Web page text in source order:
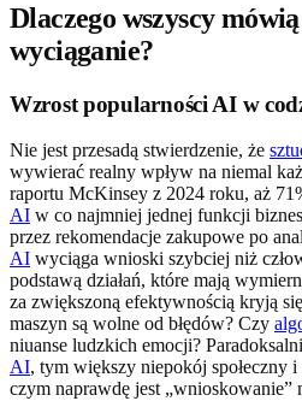
Dlaczego wszyscy
wyciąganie?
Wzrost popularności AI w
Nie jest przesadą stwierdzenie, że
wywierać realny wpływ na niemal
raportu McKinsey z 2024 roku, aż
AI w co najmniej jednej funkcji
przez rekomendacje zakupowe po
AI wyciąga wnioski szybciej niż
podstawą działań, które mają
za zwiększoną efektywnością kryją
maszyn są wolne od błędów? Czy
niuanse ludzkich emocji?
AI, tym większy niepokój społeczny
czym naprawdę jest „wnioskowanie”